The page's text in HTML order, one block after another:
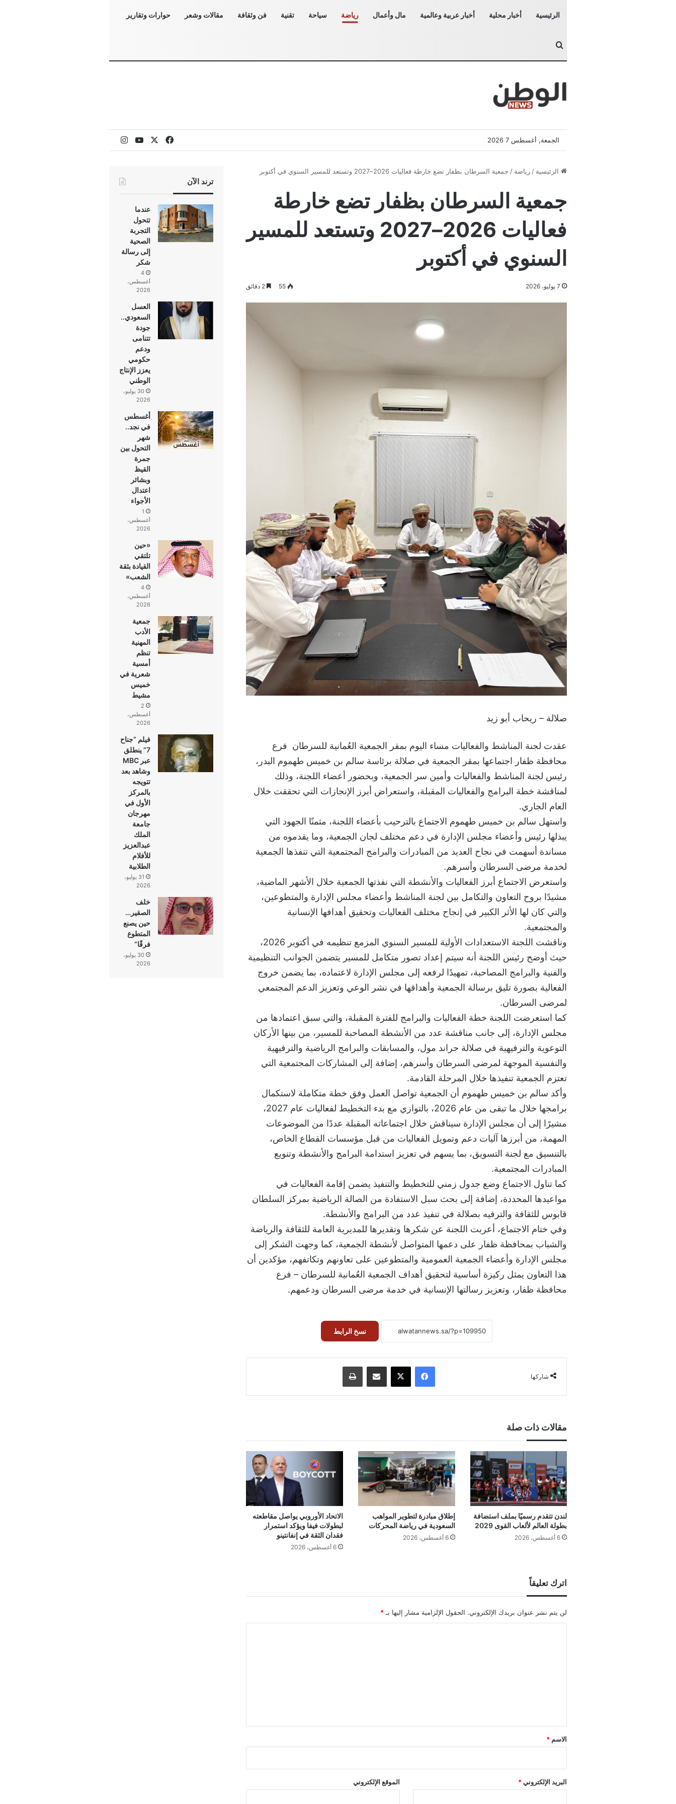
الرئيسية أخبار محلية أخبار عربية وعالمية مال وأعمال رياضة سياحة تقنية فن وثقافة مقالات وشعر حوارات وتقارير
بحث عن
الجمعة, أغسطس 7 2026 فيسبوك ‫YouTubeانستقرام
الرئيسية / رياضة / جمعية السرطان بظفار تضع خارطة فعاليات 2026–2027 وتستعد للمسير السنوي في أكتوبر
جمعية السرطان بظفار تضع خارطة
فعاليات 2026–2027 وتستعد للمسير
السنوي في أكتوبر
7 يوليو، 2026 55 2 دقائق
صلالة – ريحاب أبو زيد
عقدت لجنة المناشط والفعاليات مساء اليوم بمقر الجمعية العُمانية للسرطان فرع
محافظة ظفار اجتماعها بمقر الجمعية في صلالة برئاسة سالم بن خميس طهموم البدر،
رئيس لجنة المناشط والفعاليات وأمين سر الجمعية، وبحضور أعضاء اللجنة، وذلك
لمناقشة خطة البرامج والفعاليات المقبلة، واستعراض أبرز الإنجازات التي تحققت خلال
العام الجاري.
واستهل سالم بن خميس طهموم الاجتماع بالترحيب بأعضاء اللجنة، مثمنًا الجهود التي
يبذلها رئيس وأعضاء مجلس الإدارة في دعم مختلف لجان الجمعية، وما يقدموه من
مساندة أسهمت في نجاح العديد من المبادرات والبرامج المجتمعية التي تنفذها الجمعية
لخدمة مرضى السرطان وأسرهم.
واستعرض الاجتماع أبرز الفعاليات والأنشطة التي نفذتها الجمعية خلال الأشهر الماضية،
مشيدًا بروح التعاون والتكامل بين لجنة المناشط وأعضاء مجلس الإدارة والمتطوعين،
والتي كان لها الأثر الكبير في إنجاح مختلف الفعاليات وتحقيق أهدافها الإنسانية
والمجتمعية.
وناقشت اللجنة الاستعدادات الأولية للمسير السنوي المزمع تنظيمه في أكتوبر 2026،
حيث أوضح رئيس اللجنة أنه سيتم إعداد تصور متكامل للمسير يتضمن الجوانب التنظيمية
والفنية والبرامج المصاحبة، تمهيدًا لرفعه إلى مجلس الإدارة لاعتماده، بما يضمن خروج
الفعالية بصورة تليق برسالة الجمعية وأهدافها في نشر الوعي وتعزيز الدعم المجتمعي
لمرضى السرطان.
كما استعرضت اللجنة خطة الفعاليات والبرامج للفترة المقبلة، والتي سبق اعتمادها من
مجلس الإدارة، إلى جانب مناقشة عدد من الأنشطة المصاحبة للمسير، من بينها الأركان
التوعوية والترفيهية في صلالة جراند مول، والمسابقات والبرامج الرياضية والترفيهية
والنفسية الموجهة لمرضى السرطان وأسرهم، إضافة إلى المشاركات المجتمعية التي
تعتزم الجمعية تنفيذها خلال المرحلة القادمة.
وأكد سالم بن خميس طهموم أن الجمعية تواصل العمل وفق خطة متكاملة لاستكمال
برامجها خلال ما تبقى من عام 2026، بالتوازي مع بدء التخطيط لفعاليات عام 2027،
مشيرًا إلى أن مجلس الإدارة سيناقش خلال اجتماعاته المقبلة عددًا من الموضوعات
المهمة، من أبرزها آليات دعم وتمويل الفعاليات من قبل مؤسسات القطاع الخاص،
بالتنسيق مع لجنة التسويق، بما يسهم في تعزيز استدامة البرامج والأنشطة وتنويع
المبادرات المجتمعية.
كما تناول الاجتماع وضع جدول زمني للتخطيط والتنفيذ يضمن إقامة الفعاليات في
مواعيدها المحددة، إضافة إلى بحث سبل الاستفادة من الصالة الرياضية بمركز السلطان
قابوس للثقافة والترفيه بصلالة في تنفيذ عدد من البرامج والأنشطة.
وفي ختام الاجتماع، أعربت اللجنة عن شكرها وتقديرها للمديرية العامة للثقافة والرياضة
والشباب بمحافظة ظفار على دعمها المتواصل لأنشطة الجمعية، كما وجهت الشكر إلى
مجلس الإدارة وأعضاء الجمعية العمومية والمتطوعين على تعاونهم وتكاتفهم، مؤكدين أن
هذا التعاون يمثل ركيزة أساسية لتحقيق أهداف الجمعية العُمانية للسرطان – فرع
محافظة ظفار، وتعزيز رسالتها الإنسانية في خدمة مرضى السرطان ودعمهم.
نسخ الرابط
شاركها
فيسبوك ‫X مشاركة عبر البريد طباعة
مقالات ذات صلة
لندن تتقدم رسميًا بملف استضافة
بطولة العالم لألعاب القوى 2029
6 أغسطس، 2026
إطلاق مبادرة لتطوير المواهب
السعودية في رياضة المحركات
6 أغسطس، 2026
الاتحاد الأوروبي يواصل مقاطعته
لبطولات فيفا ويؤكد استمرار
فقدان الثقة في إنفانتينو
6 أغسطس، 2026
اترك تعليقاً
لن يتم نشر عنوان بريدك الإلكتروني. الحقول الإلزامية مشار إليها بـ *
*
الاسم *
البريد الإلكتروني* الموقع الإلكتروني
ترند الآن
عندما
تتحول
التجربة
الصحية
إلى رسالة
شكر
4
أغسطس،
2026
العسل
السعودي..
جودة
تتنامى
ودعم
حكومي
يعزز الإنتاج
الوطني
30 يوليو،
2026
أغسطس
في نجد..
شهر
التحول بين
جمرة
القيظ
وبشائر
اعتدال
الأجواء
1
أغسطس،
2026
«حين
تلتقي
القيادة بثقة
الشعب»
4
أغسطس،
2026
جمعية
الأدب
المهنية
تنظم
أمسية
شعرية في
خميس
مشيط
2
أغسطس،
2026
فيلم “جناح
7” ينطلق
عبر MBC
وشاهد بعد
تتويجه
بالمركز
الأول في
مهرجان
جامعة
الملك
عبدالعزيز
للأفلام
الطلابية
31 يوليو،
2026
خلف
الصقير…
حين يصنع
المتطوع
فرقًا”
30 يوليو،
2026